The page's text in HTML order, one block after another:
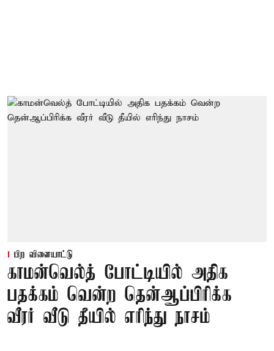
பிற விளையாட்டு
காமன்வெல்த் போட்டியில் அதிக
பதக்கம் வென்ற தென்ஆப்பிரிக்க
வீரர் வீடு தீயில் எரிந்து நாசம்